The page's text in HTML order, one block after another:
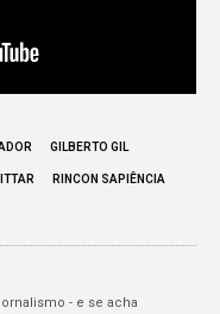
GILBERTO GIL
RINCON SAPIÊNCIA
- e se acha